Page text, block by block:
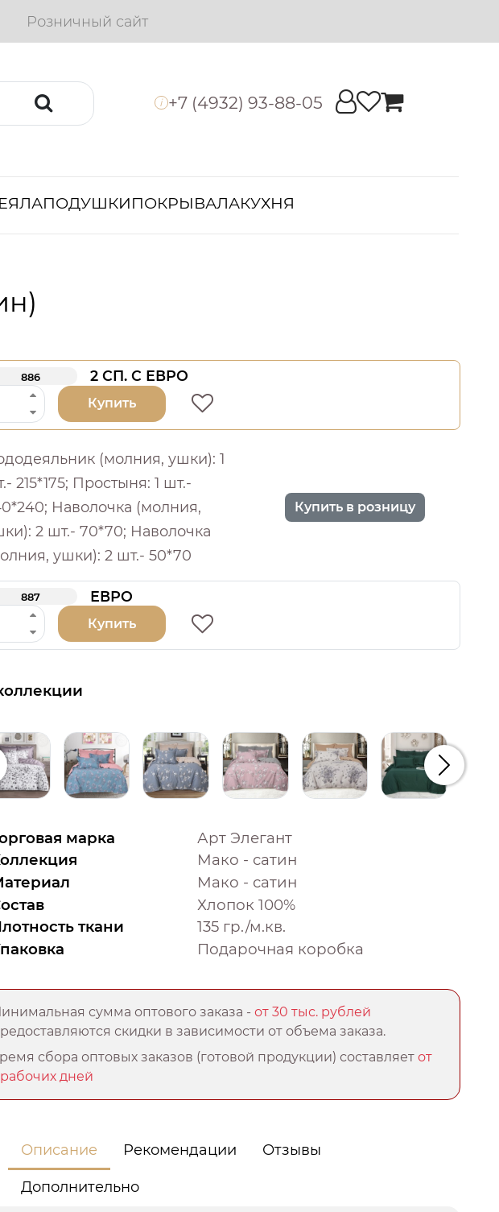
Розничный сайт
i +7 (4932) 93-88-05
ПОДУШКИПОКРЫВАЛАКУХНЯ
886 2 СП. С ЕВРО
Купить
(молния, ушки): 1
215*175; Простыня: 1 шт.-
Наволочка (молния,
2 шт.- 70*70; Наволочка
ушки): 2 шт.- 50*70
Купить в розницу
887 ЕВРО
Купить
марка
Арт Элегант
Мако - сатин
Мако - сатин
Хлопок 100%
ткани
135 гр./м.кв.
Подарочная коробка
сумма оптового заказа -от 30 тыс. рублей
скидки в зависимости от объема заказа.
сбора оптовых заказов (готовой продукции) составляетот
дней
Описание Рекомендации Отзывы
Дополнительно